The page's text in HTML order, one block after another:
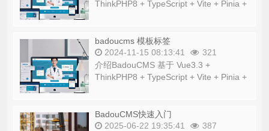
ThinkPHP8 + TypeScript + Vite + Pinia +
badoucms 模板标签
2024-11-15 08:13:41
321
介绍BadouCMS 基于 Vue3.3 +
ThinkPHP8 + TypeScript + Vite + Pinia +
BadouCMS快速入门
2025-06-22 19:35:41
387